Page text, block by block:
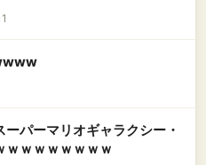
パーマリオギャラクシー・
ｗｗｗｗｗｗｗｗ